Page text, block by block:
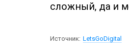
сложный, да и
Источник: LetsGoDigital